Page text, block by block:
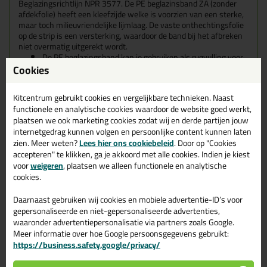
Beglazingsrichtlijn NPR 3577.De PE beglazinsband ZA (zonder
afdekfolie) heeft een kleefzijde welke is voorzien van een sterke,
maar toch milieuvriendelijke lijmlaag.De vaste onthechtingsfolie
op de strip is een versterking, waardoor de band bij het afbreken
niet overmatig uitgerekt wordt.
De PE beglazingsband kan je gebruiken als rugvulling voor
een aan te brengen topseal bij het plaatsen van enkel glas,
isolatieglas en andere glassoorten
kunststof en metalen kozijnen
Als afdichting in scheidingswanden en luchtkanalen in de
machine en apparatenbouw
In standsdelen als isolatie in omkastingen en in de
automotive
Kenmerken
Regelmatige celstructuur
Geen waterabsorptie
Chemicaliënbestendig
Milieuvriendelijke kleeflaag
Hoge isolatiewaarde
In pakjes zonder afdekfolie (=ZA)
Rotvrij
Cookies
Kitcentrum gebruikt cookies en vergelijkbare technieken. Naast
functionele en analytische cookies waardoor de website goed werkt,
plaatsen we ook marketing cookies zodat wij en derde partijen jouw
internetgedrag kunnen volgen en persoonlijke content kunnen laten
zien. Meer weten?Lees hier ons cookiebeleid. Door op "Cookies
accepteren" te klikken, ga je akkoord met alle cookies. Indien je kiest
voorweigeren, plaatsen we alleen functionele en analytische
cookies.
Daarnaast gebruiken wij cookies en mobiele advertentie-ID’s voor
gepersonaliseerde en niet-gepersonaliseerde advertenties,
waaronder advertentiepersonalisatie via partners zoals Google.
Meer informatie over hoe Google persoonsgegevens gebruikt:
https://business.safety.google/privacy/